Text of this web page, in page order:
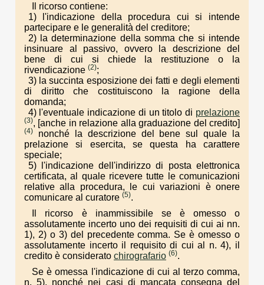
Il ricorso contiene:
1) l'indicazione della procedura cui si intende
partecipare e le generalità del creditore;
2) la determinazione della somma che si intende
insinuare al passivo, ovvero la descrizione del
bene di cui si chiede la restituzione o la
rivendicazione (2);
3) la succinta esposizione dei fatti e degli elementi
di diritto che costituiscono la ragione della
domanda;
4) l'eventuale indicazione di un titolo di prelazione
(3), [anche in relazione alla graduazione del credito]
(4)
nonché la descrizione del bene sul quale la
prelazione si esercita, se questa ha carattere
speciale;
5) l'indicazione dell'indirizzo di posta elettronica
certificata, al quale ricevere tutte le comunicazioni
relative alla procedura, le cui variazioni è onere
comunicare al curatore (5).
Il ricorso è inammissibile se è omesso o
assolutamente incerto uno dei requisiti di cui ai nn.
1), 2) o 3) del precedente comma. Se è omesso o
assolutamente incerto il requisito di cui al n. 4), il
credito è considerato chirografario (6).
Se è omessa l'indicazione di cui al terzo comma,
n. 5), nonché nei casi di mancata consegna del